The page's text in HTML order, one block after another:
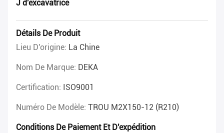
J d'excavatrice
Détails De Produit
Lieu D'origine: La Chine
Nom De Marque: DEKA
Certification: ISO9001
Numéro De Modèle: TROU M2X150-12 (R210)
Conditions De Paiement Et D'expédition